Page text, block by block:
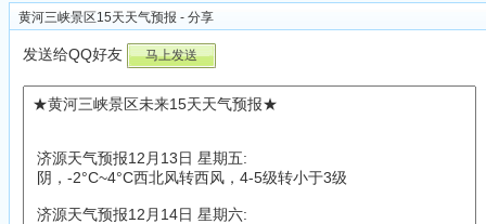
黄河三峡景区15天天气预报 - 分享
发送给QQ好友